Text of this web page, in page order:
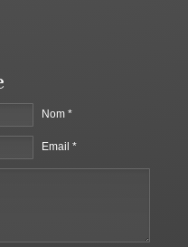
Nom *
Email *